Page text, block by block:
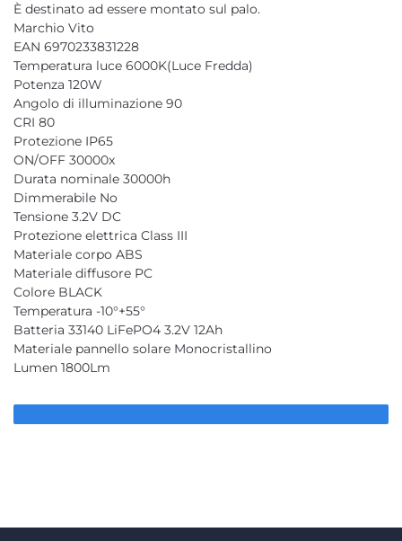
È destinato ad essere montato sul palo.
Marchio Vito
EAN 6970233831228
Temperatura luce 6000K(Luce Fredda)
Potenza 120W
Angolo di illuminazione 90
CRI 80
Protezione IP65
ON/OFF 30000x
Durata nominale 30000h
Dimmerabile No
Tensione 3.2V DC
Protezione elettrica Class III
Materiale corpo ABS
Materiale diffusore PC
Colore BLACK
Temperatura -10°+55°
Batteria 33140 LiFePO4 3.2V 12Ah
Materiale pannello solare Monocristallino
Lumen 1800Lm